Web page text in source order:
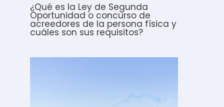
¿Qué es la Ley de Segunda
Oportunidad o concurso de
acreedores de la persona física y
cuáles son sus requisitos?